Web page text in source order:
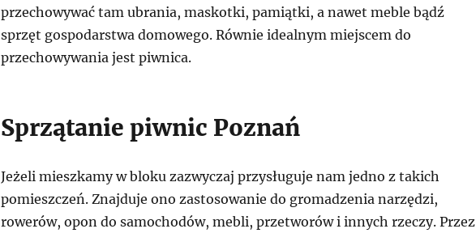
przechowywać tam ubrania, maskotki, pamiątki, a nawet meble bądź
sprzęt gospodarstwa domowego. Równie idealnym miejscem do
przechowywania jest piwnica.
Sprzątanie piwnic Poznań
Jeżeli mieszkamy w bloku zazwyczaj przysługuje nam jedno z takich
pomieszczeń. Znajduje ono zastosowanie do gromadzenia narzędzi,
rowerów, opon do samochodów, mebli, przetworów i innych rzeczy. Przez